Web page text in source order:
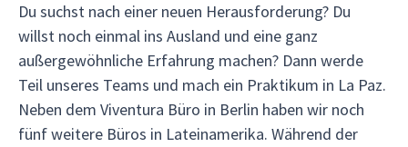
Du suchst nach einer neuen Herausforderung? Du
willst noch einmal ins Ausland und eine ganz
außergewöhnliche Erfahrung machen? Dann werde
Teil unseres Teams und mach ein Praktikum in La Paz.
Neben dem Viventura Büro in Berlin haben wir noch
fünf weitere Büros in Lateinamerika. Während der